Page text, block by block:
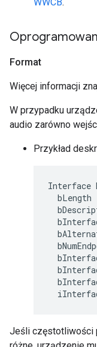
Format
Więcej informacji
W przypadku
audio zarówno
Przykład
Interface
bLength
Jeśli częstotliwości